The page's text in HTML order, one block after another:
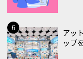
・菜の日
・血管内破砕術（IVL）
2026/09/01(火)
・がん征圧月間
アッ
ップ